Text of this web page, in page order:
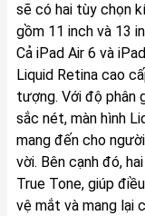
sẽ có hai tùy chọn
gồm 11 inch và 13
Cả iPad Air 6 và
Liquid Retina cao
tượng. Với độ phân
sắc nét, màn hình
mang đến cho
vời. Bên cạnh đó,
True Tone, giúp
vệ mắt và mang lại